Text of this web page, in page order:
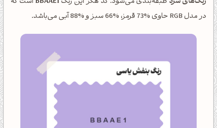
در مدل RGB حاوی %73 قرمز، %66 سبز و %88 آبی می‌باشد.